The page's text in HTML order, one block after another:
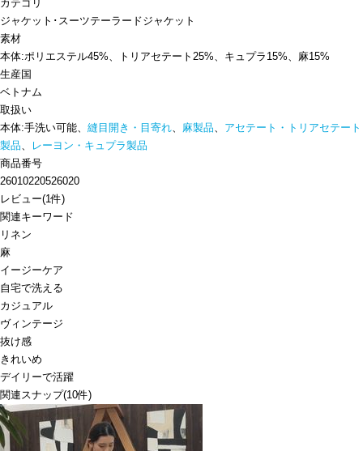
カテゴリ
ジャケット･スーツテーラードジャケット
素材
本体:ポリエステル45%、トリアセテート25%、キュプラ15%、麻15%
生産国
ベトナム
取扱い
本体:手洗い可能、 縫目開き・目寄れ、 麻製品、 アセテート・トリアセテート
製品、
レーヨン・キュプラ製品
商品番号
26010220526020
レビュー(1件)
関連キーワード
リネン
麻
イージーケア
自宅で洗える
カジュアル
ヴィンテージ
抜け感
きれいめ
デイリーで活躍
関連スナップ(10件)